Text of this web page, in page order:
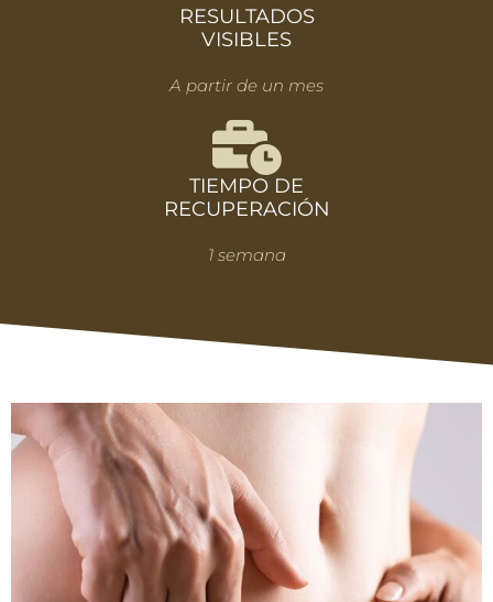
RESULTADOS
VISIBLES
A partir de un mes
TIEMPO DE
RECUPERACIÓN
1 semana